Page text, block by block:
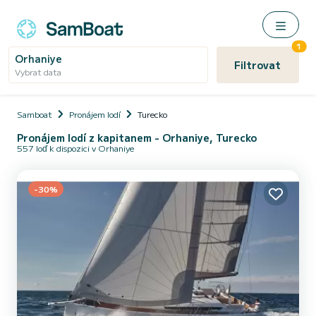
Orhaniye
Vybrat data Filtrovat
1
Samboat Pronájem lodí Turecko
Pronájem lodí z kapitanem - Orhaniye, Turecko
557 loď k dispozici v Orhaniye
-30%